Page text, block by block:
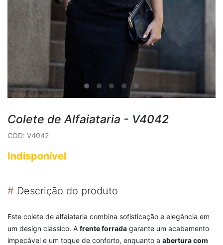
Colete de Alfaiataria - V4042
COD: V4042
Indisponível
# Descrição do produto
Este colete de alfaiataria combina sofisticação e elegância em
um design clássico. A frente forrada garante um acabamento
impecável e um toque de conforto, enquanto a abertura com